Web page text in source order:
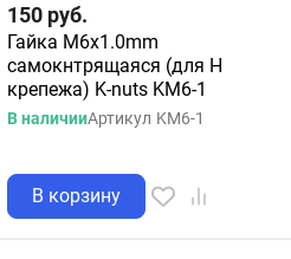
150 руб.
Гайка M6x1.0mm
самокнтрящаяся (для H
крепежа) K-nuts KM6-1
В наличииАртикул KM6-1
В корзину